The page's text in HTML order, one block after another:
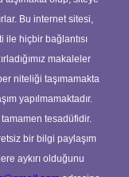
Bu internet sitesi,
ile hiçbir bağlantısı
makaleler
niteliği taşımamakta
yapılmamaktadır.
tesadüfidir.
bir bilgi paylaşım
aykırı olduğunu